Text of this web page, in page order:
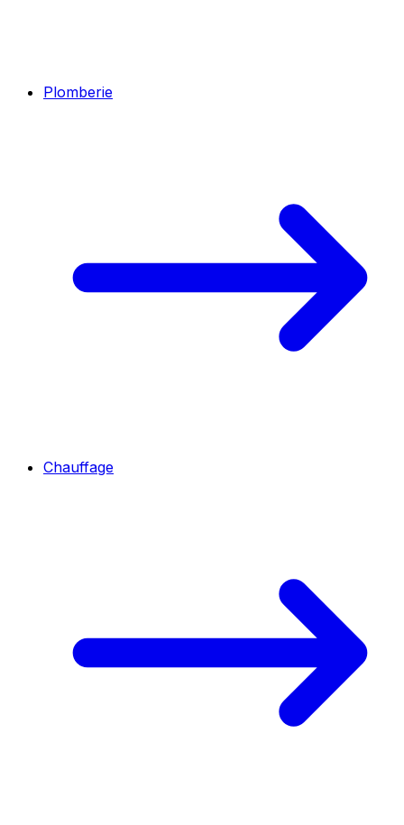
Plomberie
Chauffage